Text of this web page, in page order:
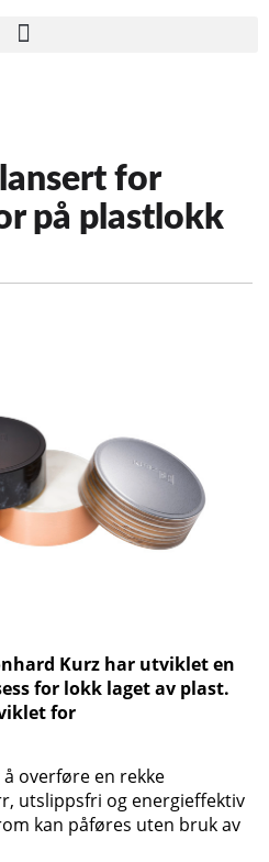
for
på plastlokk
Kurz har utviklet en
for lokk laget av plast.
for
overføre en rekke
utslippsfri og energieffektiv
kan påføres uten bruk av